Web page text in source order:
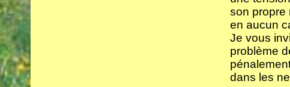
son propre
en aucun
Je vous
problème
dans les